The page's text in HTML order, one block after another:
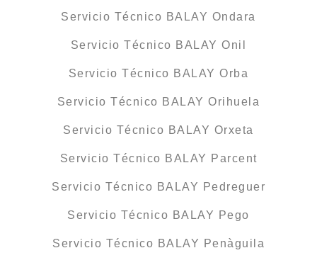
Servicio Técnico BALAY Ondara
Servicio Técnico BALAY Onil
Servicio Técnico BALAY Orba
Servicio Técnico BALAY Orihuela
Servicio Técnico BALAY Orxeta
Servicio Técnico BALAY Parcent
Servicio Técnico BALAY Pedreguer
Servicio Técnico BALAY Pego
Servicio Técnico BALAY Penàguila